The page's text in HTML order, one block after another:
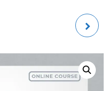
(ONLINE COURSE)